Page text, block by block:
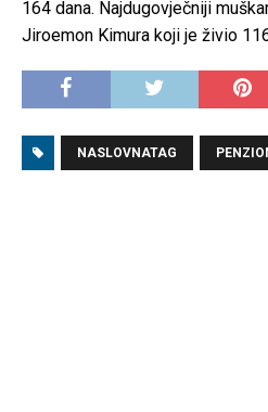
164 dana. Najdugovječniji
Jiroemon Kimura koji je živio
NASLOVNATAG